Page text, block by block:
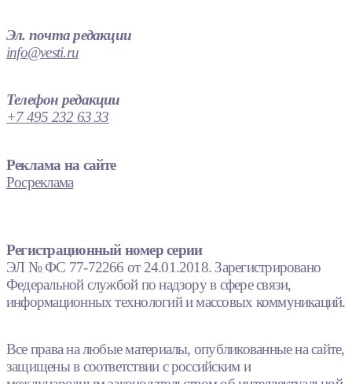
Эл. почта редакции
info@vesti.ru
Телефон редакции
+7 495 232 63 33
Реклама на сайте
Росреклама
Регистрационный номер серии
ЭЛ № ФС 77-72266 от 24.01.2018. Зарегистрировано
Федеральной службой по надзору в сфере связи,
информационных технологий и массовых коммуникаций.
Все права на любые материалы, опубликованные на сайте,
защищены в соответствии с российским и